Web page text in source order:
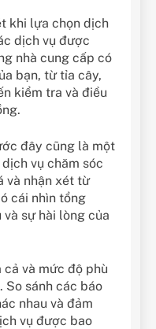
khi lựa chọn dịch
dịch vụ được
nhà cung cấp có
bạn, từ tỉa cây,
kiểm tra và điều
đây cũng là một
vụ chăm sóc
và nhận xét từ
cái nhìn tổng
sự hài lòng của
cả và mức độ phù
So sánh các báo
nhau và đảm
vụ được bao